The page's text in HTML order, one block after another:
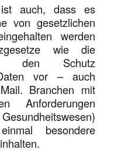
auch, dass es
von gesetzlichen
werden
wie die
den Schutz
vor – auch
Branchen mit
Anforderungen
besondere